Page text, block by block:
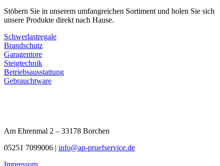
Stöbern Sie in unserem umfangreichen Sortiment und holen Sie sich
unsere Produkte direkt nach Hause.
Schwerlastregale
Brandschutz
Garagentore
Steigtechnik
Betriebsausstattung
Gebrauchtware
Am Ehrenmal 2 – 33178 Borchen
05251 7099006 | info@ap-pruefservice.de
Impressum